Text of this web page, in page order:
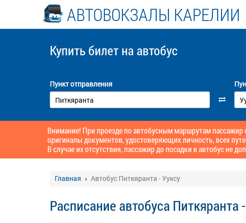
АВТОВОКЗАЛЫ КАРЕЛИИ
Купить билет на автобус
Пункт отправления
Внимание! При проезде по автобусным маршрутам пассажир
оригиналы документов, удостоверяющих личность, всех
В случае их отсутствия, пассажир до посадки в автобус не
Главная Автобус Питкяранта - Ууксу
Расписание автобуса Питкяранта